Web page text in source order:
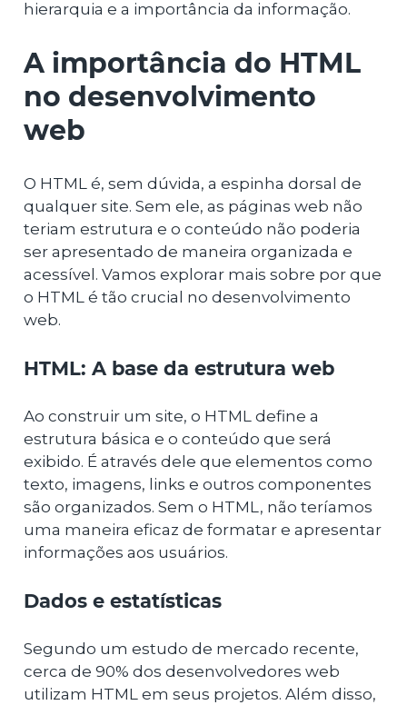
hierarquia e a importância da informação.
A importância do HTML
no desenvolvimento
web
O HTML é, sem dúvida, a espinha dorsal de
qualquer site. Sem ele, as páginas web não
teriam estrutura e o conteúdo não poderia
ser apresentado de maneira organizada e
acessível. Vamos explorar mais sobre por que
o HTML é tão crucial no desenvolvimento
web.
HTML: A base da estrutura web
Ao construir um site, o HTML define a
estrutura básica e o conteúdo que será
exibido. É através dele que elementos como
texto, imagens, links e outros componentes
são organizados. Sem o HTML, não teríamos
uma maneira eficaz de formatar e apresentar
informações aos usuários.
Dados e estatísticas
Segundo um estudo de mercado recente,
cerca de 90% dos desenvolvedores web
utilizam HTML em seus projetos. Além disso,